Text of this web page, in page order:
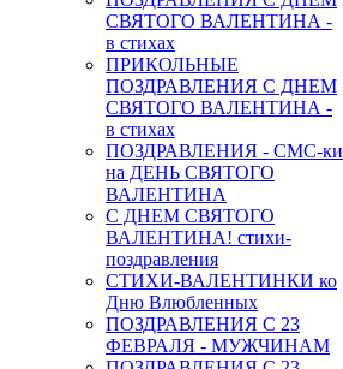
СВЯТОГО ВАЛЕНТИНА -
в стихах
ПРИКОЛЬНЫЕ
ПОЗДРАВЛЕНИЯ С ДНЕМ
СВЯТОГО ВАЛЕНТИНА -
в стихах
ПОЗДРАВЛЕНИЯ - СМС-ки
на ДЕНЬ СВЯТОГО
ВАЛЕНТИНА
С ДНЕМ СВЯТОГО
ВАЛЕНТИНА! стихи-
поздравления
СТИХИ-ВАЛЕНТИНКИ ко
Дню Влюбленных
ПОЗДРАВЛЕНИЯ С 23
ФЕВРАЛЯ - МУЖЧИНАМ